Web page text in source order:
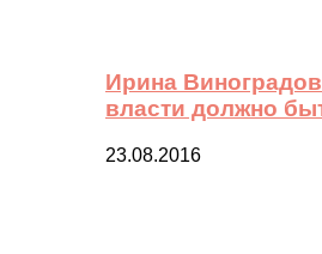
Ирина
власти должно
23.08.2016